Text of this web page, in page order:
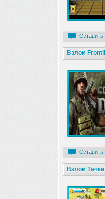
Оставить
Взлом
Оставить
Взлом